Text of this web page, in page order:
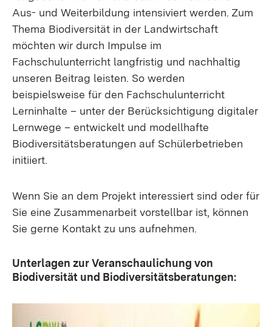
Aus- und Weiterbildung intensiviert werden. Zum
Thema Biodiversität in der Landwirtschaft
möchten wir durch Impulse im
Fachschulunterricht langfristig und nachhaltig
unseren Beitrag leisten. So werden
beispielsweise für den Fachschulunterricht
Lerninhalte – unter der Berück­sichtigung digitaler
Lernwege – entwickelt und modellhafte
Biodiversitätsberatungen auf Schülerbetrieben
initiiert.
Wenn Sie an dem Projekt interessiert sind oder für
Sie eine Zusammenarbeit vorstellbar ist, können
Sie gerne Kontakt zu uns aufnehmen.
Unterlagen zur Veranschaulichung von
Biodiversität und Biodiversitätsberatungen: